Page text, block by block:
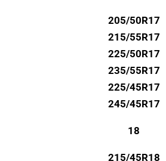
205/50R17
215/55R17
225/50R17
235/55R17
225/45R17
245/45R17
18
215/45R18